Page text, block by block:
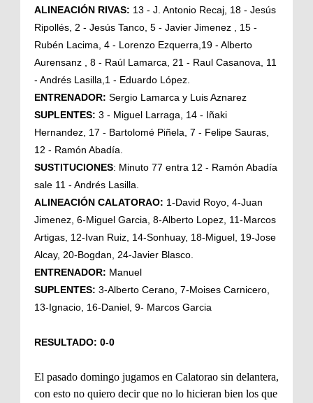
ALINEACIÓN RIVAS: 13 - J. Antonio Recaj, 18 - Jesús
Ripollés, 2 - Jesús Tanco, 5 - Javier Jimenez , 15 -
Rubén Lacima, 4 - Lorenzo Ezquerra,19 - Alberto
Aurensanz , 8 - Raúl Lamarca, 21 - Raul Casanova, 11
- Andrés Lasilla,1 - Eduardo López.
ENTRENADOR: Sergio Lamarca y Luis Aznarez
SUPLENTES: 3 - Miguel Larraga, 14 - Iñaki
Hernandez, 17 - Bartolomé Piñela, 7 - Felipe Sauras,
12 - Ramón Abadía.
SUSTITUCIONES: Minuto 77 entra 12 - Ramón Abadía
sale 11 - Andrés Lasilla.
ALINEACIÓN CALATORAO: 1-David Royo, 4-Juan
Jimenez, 6-Miguel Garcia, 8-Alberto Lopez, 11-Marcos
Artigas, 12-Ivan Ruiz, 14-Sonhuay, 18-Miguel, 19-Jose
Alcay, 20-Bogdan, 24-Javier Blasco.
ENTRENADOR: Manuel
SUPLENTES: 3-Alberto Cerano, 7-Moises Carnicero,
13-Ignacio, 16-Daniel, 9- Marcos Garcia
RESULTADO: 0-0
El pasado domingo jugamos en Calatorao sin delantera,
con esto no quiero decir que no lo hicieran bien los que